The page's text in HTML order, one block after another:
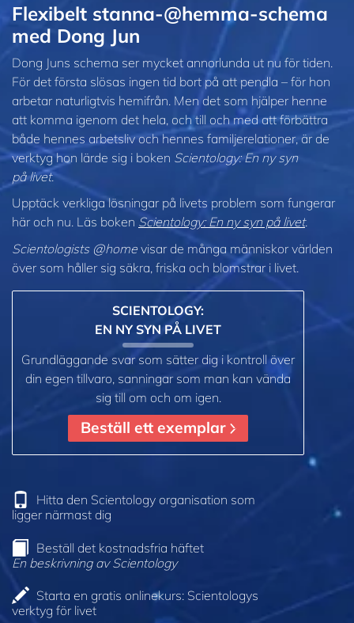
Flexibelt stanna-@hemma-schema
med Dong Jun
Dong Juns schema ser mycket annorlunda ut nu för tiden.
För det första slösas ingen tid bort på att pendla – för hon
arbetar naturligtvis hemifrån. Men det som hjälper henne
att komma igenom det hela, och till och med att förbättra
både hennes arbetsliv och hennes familjerelationer, är de
verktyg hon lärde sig i boken Scientology: En ny syn
på livet.
Upptäck verkliga lösningar på livets problem som fungerar
här och nu. Läs boken Scientology: En ny syn på livet.
Scientologists @home visar de många människor världen
över som håller sig säkra, friska och blomstrar i livet.
SCIENTOLOGY:
EN NY SYN PÅ LIVET
Grundläggande svar som sätter dig i kontroll över
din egen tillvaro, sanningar som man kan vända
sig till om och om igen.
Beställ ett exemplar
Hitta den Scientology organisation som
ligger närmast dig
Beställ det kostnadsfria häftet
En beskrivning av Scientology
Starta en gratis onlinekurs: Scientologys
verktyg för livet